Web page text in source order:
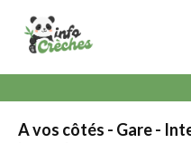
A vos côtés - Gare -